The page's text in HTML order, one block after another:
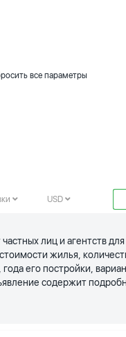
все параметры
USD
лиц и агентств
жилья,
его постройки,
содержит